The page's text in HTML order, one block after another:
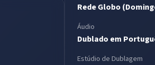
Rede Globo
Áudio
Dublado em
Estúdio de Dublagem